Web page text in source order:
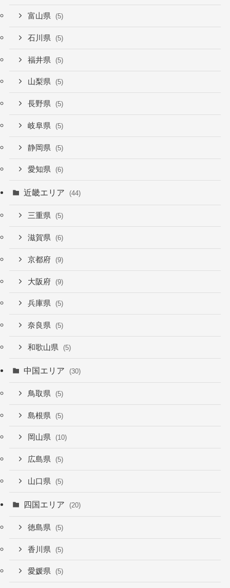
富山県 (5)
石川県 (5)
福井県 (5)
山梨県 (5)
長野県 (5)
岐阜県 (5)
静岡県 (5)
愛知県 (6)
近畿エリア (44)
三重県 (5)
滋賀県 (6)
京都府 (9)
大阪府 (9)
兵庫県 (5)
奈良県 (5)
和歌山県 (5)
中国エリア (30)
鳥取県 (5)
島根県 (5)
岡山県 (10)
広島県 (5)
山口県 (5)
四国エリア (20)
徳島県 (5)
香川県 (5)
愛媛県 (5)